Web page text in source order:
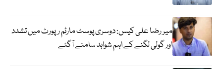
میر رضا علی کیس: دوسری پوسٹ مارٹم رپورٹ میں تشدد
اور گولی لگنے کے اہم شواہد سامنے آگئے